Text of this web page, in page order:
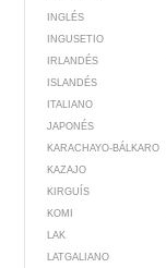
INGLÉS
INGUSETIO
IRLANDÉS
ISLANDÉS
ITALIANO
JAPONÉS
KARACHAYO-BÁLKARO
KAZAJO
KIRGUÍS
KOMI
LAK
LATGALIANO